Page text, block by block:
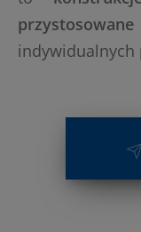
indywidualnych